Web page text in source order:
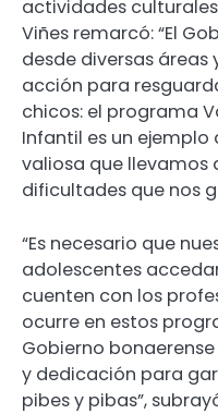
actividades
Viñes remarcó: “El
desde diversas
acción para
chicos: el programa
Infantil es un
valiosa que llevamos
dificultades que nos
“Es necesario que
adolescentes
cuenten con los
ocurre en estos
Gobierno
y dedicación para
pibes y pibas”,